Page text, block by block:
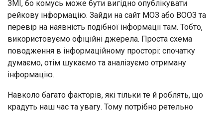
ЗМІ, бо комусь може бути вигідно опублікувати
рейкову інформацію. Зайди на сайт МОЗ або ВООЗ та
перевір на наявність подібної інформації там. Тобто,
використовуємо офіційні джерела. Проста схема
поводження в інформаційному просторі: спочатку
думаємо, отім шукаємо та аналізуємо отриману
інформацію.
Навколо багато факторів, які тільки те й роблять, що
крадуть наш час та увагу. Тому потрібно ретельно